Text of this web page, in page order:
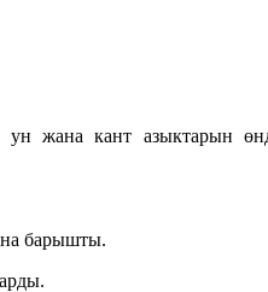
жана кант азыктарын
барышты.